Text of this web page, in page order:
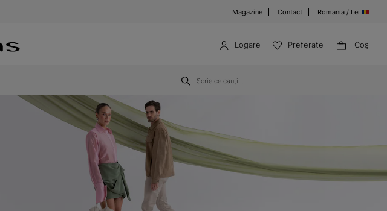
Magazine Contact Romania / Lei
Logare Preferate Coş